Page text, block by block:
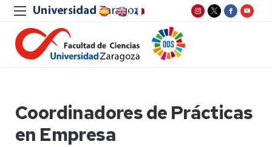
Coordinadores de Prácticas
en Empresa